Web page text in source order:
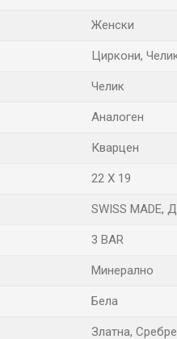
Женски
Циркони,
Челик
Аналоген
Кварцен
22 X 19
SWISS MADE,
3 BAR
Минерално
Бела
Златна,